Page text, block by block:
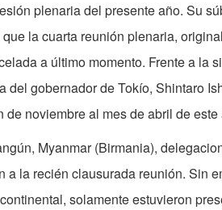
plenaria del presente año. Su
la cuarta reunión plenaria,
a último momento. Frente a la
del gobernador de Tokío, Shintaro
de noviembre al mes de abril de este
Myanmar (Birmania),
a la recién clausurada reunión. Sin
solamente estuvieron